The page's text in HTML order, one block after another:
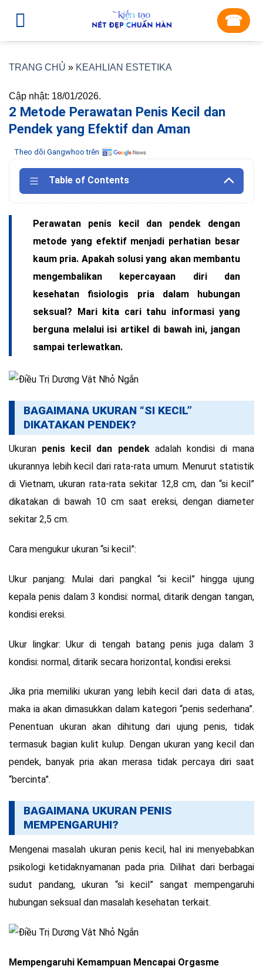
☎︎
TRANG CHỦ » KEAHLIAN ESTETIKA
Cập nhật: 18/01/2026.
2 Metode Perawatan Penis Kecil dan
Pendek yang Efektif dan Aman
Theo dõi Gangwhoo trên
Table of Contents
Perawatan penis kecil dan pendek dengan
metode yang efektif menjadi perhatian besar
kaum pria. Apakah solusi yang akan membantu
mengembalikan kepercayaan diri dan
kesehatan fisiologis pria dalam hubungan
seksual? Mari kita cari tahu informasi yang
berguna melalui isi artikel di bawah ini, jangan
sampai terlewatkan.
BAGAIMANA UKURAN “SI KECIL”
DIKATAKAN PENDEK?
Ukuran penis kecil dan pendekadalah kondisi di mana
ukurannya lebih kecil dari rata-rata umum. Menurut statistik
di Vietnam, ukuran rata-rata sekitar 12,8 cm, dan “si kecil”
dikatakan di bawah 10 cm saat ereksi, dengan diameter
sekitar 2,5 cm.
Cara mengukur ukuran “si kecil”:
Ukur panjang: Mulai dari pangkal “si kecil” hingga ujung
kepala penis dalam 3 kondisi: normal, ditarik dengan tangan,
kondisi ereksi.
Ukur lingkar: Ukur di tengah batang penis juga dalam 3
kondisi: normal, ditarik secara horizontal, kondisi ereksi.
Jika pria memiliki ukuran yang lebih kecil dari data di atas,
maka ia akan dimasukkan dalam kategori “penis sederhana”.
Penentuan ukuran akan dihitung dari ujung penis, tidak
termasuk bagian kulit kulup. Dengan ukuran yang kecil dan
pendek, banyak pria akan merasa tidak percaya diri saat
“bercinta”.
BAGAIMANA UKURAN PENIS
MEMPENGARUHI?
Mengenai masalah ukuran penis kecil, hal ini menyebabkan
psikologi ketidaknyamanan pada pria. Dilihat dari berbagai
sudut pandang, ukuran “si kecil” sangat mempengaruhi
hubungan seksual dan masalah kesehatan terkait.
Mempengaruhi Kemampuan Mencapai Orgasme